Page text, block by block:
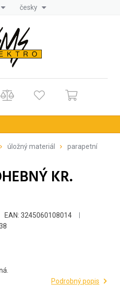
česky
úložný materiál
parapetní
KR.
EAN: 3245060108014
Podrobný popis